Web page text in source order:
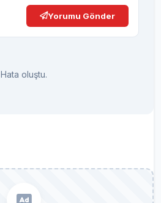
Yorumu Gönder
Hata oluştu.